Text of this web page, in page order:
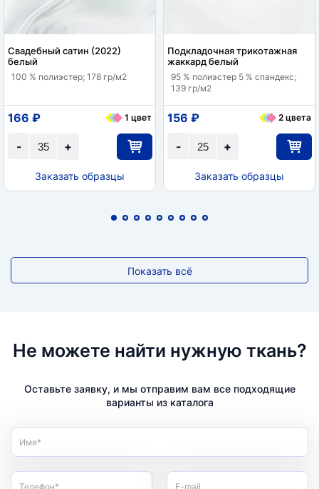
Свадебный сатин (2022)
белый
100 % полиэстер; 178 гр/м2
+
-
166 ₽ 1 цвет
Заказать образцы
Подкладочная трикотажная
жаккард белый
95 % полиэстер 5 % спандекс;
139 гр/м2
+
-
156 ₽ 2 цвета
Заказать образцы
Показать всё
Не можете найти нужную ткань?
Оставьте заявку, и мы отправим вам все подходящие
варианты из каталога
Имя*
Телефон* E-mail